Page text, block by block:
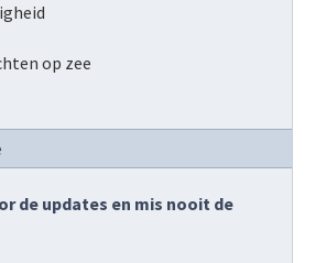
op zee
de updates en mis nooit de